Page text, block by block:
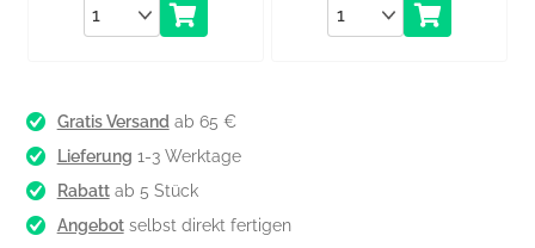
Anzahl Anzahl
Gratis Versand ab 65 €
Lieferung 1-3 Werktage
Rabattab 5 Stück
Angebotselbst direkt fertigen